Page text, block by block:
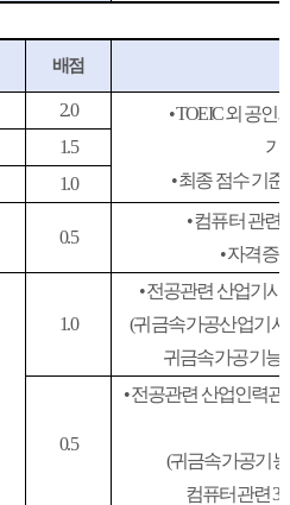
배점
2.0 •TOEIC외 공인
기
•최종 점수 기준
1.5
1.0
0.5
•컴퓨터 관련
•자격증
1.0
•전공관련 산업기사
(귀금속가공산업기사
귀금속가공기 능
0.5
•전공관련 산업인력관
(귀금속가공기
컴퓨터관련